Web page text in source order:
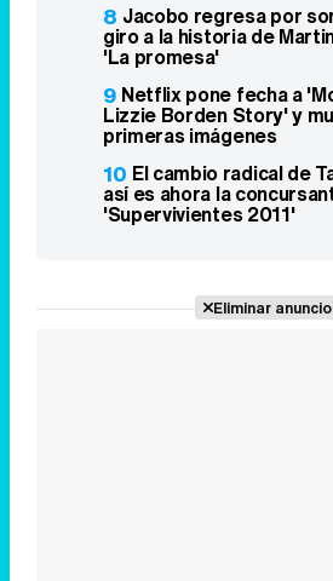
8 Jacobo regresa por
giro a la historia de
'La promesa'
9 Netflix pone fecha a
Lizzie Borden Story' y
primeras imágenes
10 El cambio radical de
así es ahora la
'Supervivientes 2011'
Eliminar